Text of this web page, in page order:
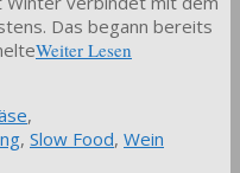
Das begann bereits
Weiter Lesen
,
, Slow Food, Wein